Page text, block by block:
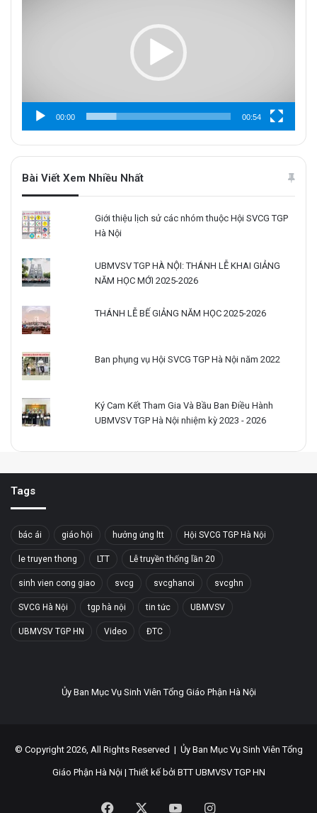
00:00 00:54
Bài Viết Xem Nhiều Nhất
Giới thiệu lịch sử các nhóm thuộc Hội SVCG TGP
Hà Nội
UBMVSV TGP HÀ NỘI: THÁNH LỄ KHAI GIẢNG
NĂM HỌC MỚI 2025-2026
THÁNH LỄ BẾ GIẢNG NĂM HỌC 2025-2026
Ban phụng vụ Hội SVCG TGP Hà Nội năm 2022
Ký Cam Kết Tham Gia Và Bầu Ban Điều Hành
UBMVSV TGP Hà Nội nhiệm kỳ 2023 - 2026
Tags
bác ái giáo hội hưởng ứng ltt Hội SVCG TGP Hà Nội
le truyen thong LTT Lễ truyền thống lần 20
sinh vien cong giao svcg svcghanoi svcghn
SVCG Hà Nội tgp hà nội tin tức UBMVSV
UBMVSV TGP HN Video ĐTC
Ủy Ban Mục Vụ Sinh Viên Tổng Giáo Phận Hà Nội
© Copyright 2026, All Rights Reserved | Ủy Ban Mục Vụ Sinh Viên Tổng
Giáo Phận Hà Nội| Thiết kế bởi BTT UBMVSV TGP HN
Facebook YouTubeInstagram